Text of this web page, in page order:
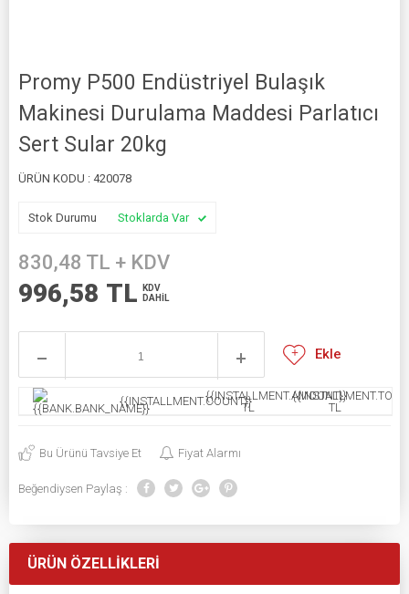
Promy P500 Endüstriyel Bulaşık
Makinesi Durulama Maddesi Parlatıcı
Sert Sular 20kg
ÜRÜN KODU : 420078
Stok Durumu Stoklarda Var
830,48 TL + KDV
996,58 TL
KDV
DAHİL
Ekle
{{INSTALLMENT.COUNT}}{{INSTALLMENT.AMOUNT}}
TL
TL
Bu Ürünü Tavsiye Et Fiyat Alarmı
Beğendiysen Paylaş :
ÜRÜN ÖZELLIKLERI